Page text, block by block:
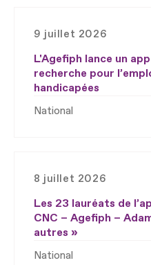
9 juillet 2026
L'Agefiph lance un
recherche pour
handicapées
National
8 juillet 2026
Les 23 lauréats de
CNC – Agefiph –
autres »
National